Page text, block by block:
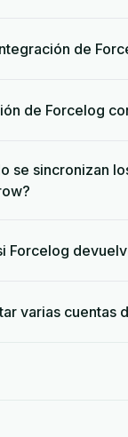
de
de Forcelog
se sincronizan
Forcelog
varias cuentas